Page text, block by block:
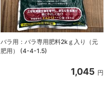
バラ用：バラ専用肥料2kｇ入り（元
肥用） (4-4-1.5)
1,045 円